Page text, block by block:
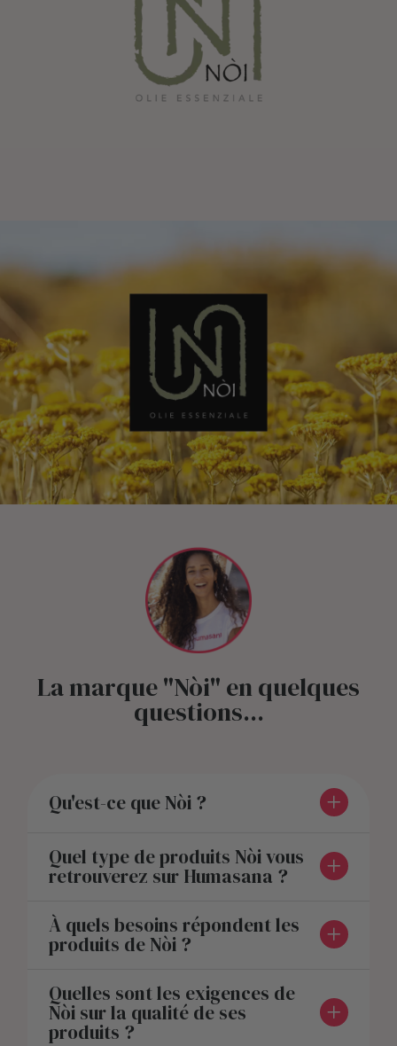
La marque "Nòi" en quelques
questions...
Qu'est-ce que Nòi ?
Quel type de produits Nòi vous
retrouverez sur Humasana ?
À quels besoins répondent les
produits de Nòi ?
Quelles sont les exigences de
Nòi sur la qualité de ses
produits ?